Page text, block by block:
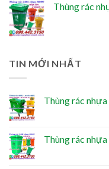
Thùng rác
TIN MỚI NHẤT
Thùng rác
Thùng rác